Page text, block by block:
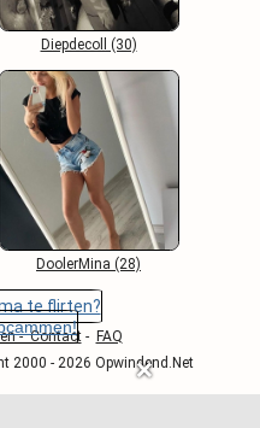
Diepdecoll (30)
DoolerMina (28)
-Contact- FAQ
2000 - 2026 Opwindend.Net
❌